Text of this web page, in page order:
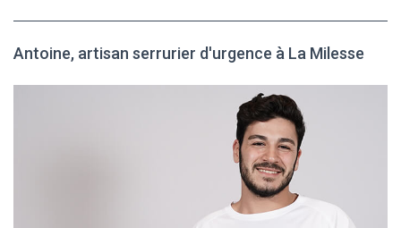
Antoine, artisan serrurier d'urgence à La Milesse